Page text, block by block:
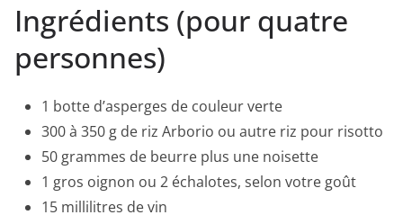
Ingrédients (pour quatre
personnes)
1 botte d’asperges de couleur verte
300 à 350 g de riz Arborio ou autre riz pour risotto
50 grammes de beurre plus une noisette
1 gros oignon ou 2 échalotes, selon votre goût
15 millilitres de vin